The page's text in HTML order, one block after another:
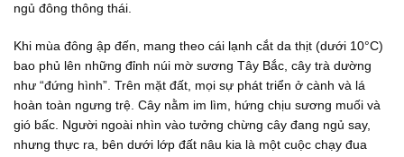
ngủ đông thông thái.
Khi mùa đông ập đến, mang theo cái lạnh cắt da thịt (dưới 10°C)
bao phủ lên những đỉnh núi mờ sương Tây Bắc, cây trà dường
như “đứng hình”. Trên mặt đất, mọi sự phát triển ở cành và lá
hoàn toàn ngưng trệ. Cây nằm im lìm, hứng chịu sương muối và
gió bấc. Người ngoài nhìn vào tưởng chừng cây đang ngủ say,
nhưng thực ra, bên dưới lớp đất nâu kia là một cuộc chạy đua